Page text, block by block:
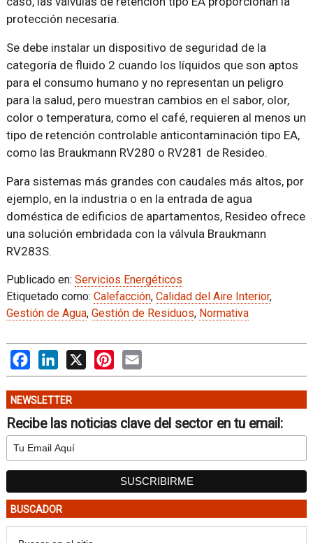
protección necesaria.
Se debe instalar un dispositivo de seguridad de la
categoría de fluido 2 cuando los líquidos que son aptos
para el consumo humano y no representan un peligro
para la salud, pero muestran cambios en el sabor, olor,
color o temperatura, como el café, requieren al menos un
tipo de retención controlable anticontaminación tipo EA,
como las Braukmann RV280 o RV281 de Resideo.
Para sistemas más grandes con caudales más altos, por
ejemplo, en la industria o en la entrada de agua
doméstica de edificios de apartamentos, Resideo ofrece
una solución embridada con la válvula Braukmann
RV283S.
Publicado en: Servicios Energéticos
Etiquetado como: Calefacción, Calidad del Aire Interior,
Gestión de Agua, Gestión de Residuos, Normativa
FacebookLinkedIn
X PinterestEmail
NEWSLETTER
Recibe las noticias clave del sector en tu email:
BUSCADOR